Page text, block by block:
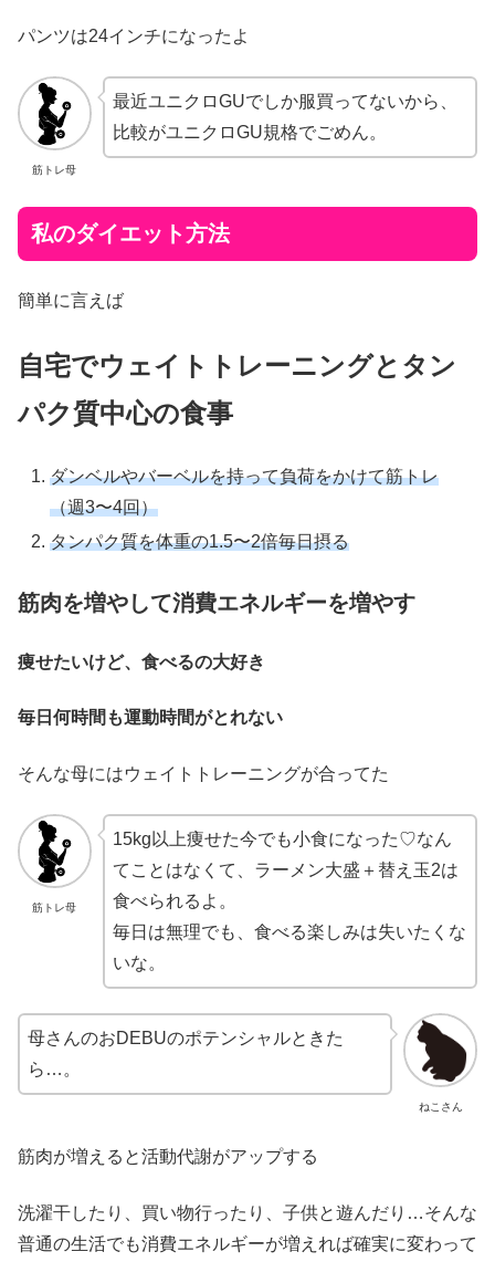
パンツは24インチになったよ
筋トレ母
最近ユニクロGUでしか服買ってないから、
比較がユニクロGU規格でごめん。
私のダイエット方法
簡単に言えば
自宅でウェイトトレーニングとタン
パク質中心の食事
ダンベルやバーベルを持って負荷をかけて筋トレ
（週3〜4回）
タンパク質を体重の1.5〜2倍毎日摂る
筋肉を増やして消費エネルギーを増やす
痩せたいけど、食べるの大好き
毎日何時間も運動時間がとれない
そんな母にはウェイトトレーニングが合ってた
筋トレ母
15kg以上痩せた今でも小食になった♡なん
てことはなくて、ラーメン大盛＋替え玉2は
食べられるよ。
毎日は無理でも、食べる楽しみは失いたくな
いな。
ねこさん
母さんのおDEBUのポテンシャルときた
ら…。
筋肉が増えると活動代謝がアップする
洗濯干したり、買い物行ったり、子供と遊んだり…そんな
普通の生活でも消費エネルギーが増えれば確実に変わって